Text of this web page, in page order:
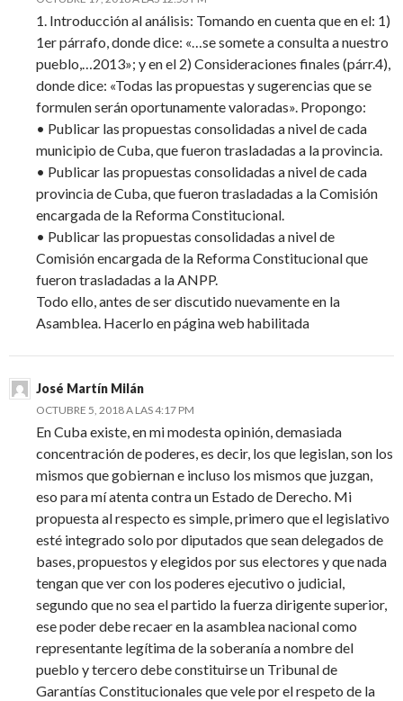
1. Introducción al análisis: Tomando en cuenta que en el: 1)
1er párrafo, donde dice: «…se somete a consulta a nuestro
pueblo,…2013»; y en el 2) Consideraciones finales (párr.4),
donde dice: «Todas las propuestas y sugerencias que se
formulen serán oportunamente valoradas». Propongo:
• Publicar las propuestas consolidadas a nivel de cada
municipio de Cuba, que fueron trasladadas a la provincia.
• Publicar las propuestas consolidadas a nivel de cada
provincia de Cuba, que fueron trasladadas a la Comisión
encargada de la Reforma Constitucional.
• Publicar las propuestas consolidadas a nivel de
Comisión encargada de la Reforma Constitucional que
fueron trasladadas a la ANPP.
Todo ello, antes de ser discutido nuevamente en la
Asamblea. Hacerlo en página web habilitada
José Martín Milán
OCTUBRE 5, 2018 A LAS 4:17 PM
En Cuba existe, en mi modesta opinión, demasiada
concentración de poderes, es decir, los que legislan, son los
mismos que gobiernan e incluso los mismos que juzgan,
eso para mí atenta contra un Estado de Derecho. Mi
propuesta al respecto es simple, primero que el legislativo
esté integrado solo por diputados que sean delegados de
bases, propuestos y elegidos por sus electores y que nada
tengan que ver con los poderes ejecutivo o judicial,
segundo que no sea el partido la fuerza dirigente superior,
ese poder debe recaer en la asamblea nacional como
representante legítima de la soberanía a nombre del
pueblo y tercero debe constituirse un Tribunal de
Garantías Constitucionales que vele por el respeto de la